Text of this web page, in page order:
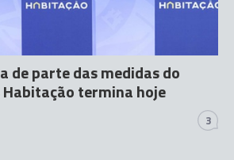
de parte das medidas do
termina hoje
3